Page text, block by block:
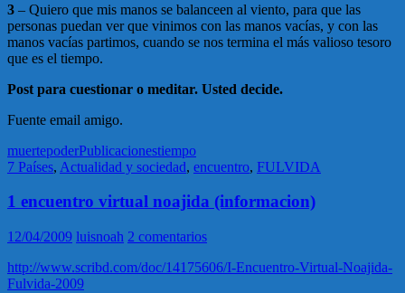
3 – Quiero que mis manos se balanceen al viento, para que las
personas puedan ver que vinimos con las manos vacías, y con las
manos vacías partimos, cuando se nos termina el más valioso tesoro
que es el tiempo.
Post para cuestionar o meditar. Usted decide.
Fuente email amigo.
muertepoderPublicacionestiempo
7 Países, Actualidad y sociedad, encuentro, FULVIDA
1 encuentro virtual noajida (informacion)
12/04/2009 luisnoah 2 comentarios
http://www.scribd.com/doc/14175606/I-Encuentro-Virtual-Noajida-
Fulvida-2009